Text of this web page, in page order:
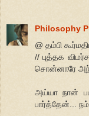
Philosophy
@ தம்பி
// புத்தக
சொன்னாரே
அய்யா நான்
பார்த்தேன்...